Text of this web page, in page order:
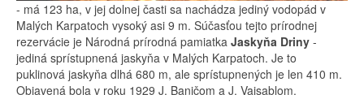
- má 123 ha, v jej dolnej časti sa nachádza jediný vodopád v
Malých Karpatoch vysoký asi 9 m. Súčasťou tejto prírodnej
rezervácie je Národná prírodná pamiatka Jaskyňa Driny -
jediná sprístupnená jaskyňa v Malých Karpatoch. Je to
puklinová jaskyňa dlhá 680 m, ale sprístupnených je len 410 m.
Objavená bola v roku 1929 J. Baničom a J. Vajsablom.